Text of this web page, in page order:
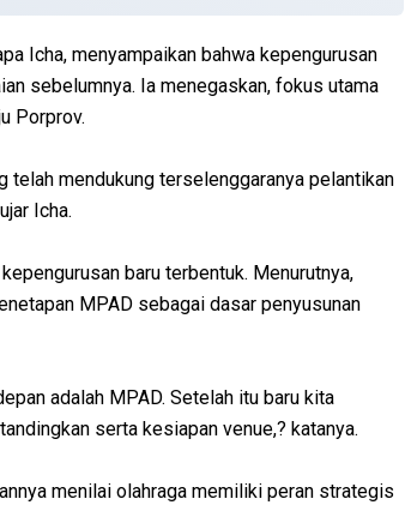
Icha, menyampaikan bahwa kepengurusan
sebelumnya. Ia menegaskan, fokus utama
Porprov.
telah mendukung terselenggaranya pelantikan
Icha.
baru terbentuk. Menurutnya,
MPAD sebagai dasar penyusunan
adalah MPAD. Setelah itu baru kita
serta kesiapan venue,? katanya.
menilai olahraga memiliki peran strategis